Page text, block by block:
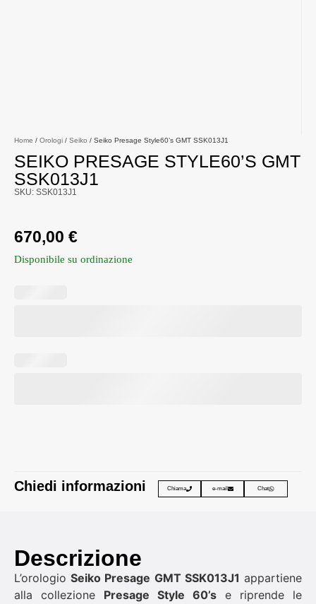
Home / Orologi / Seiko / Seiko Presage Style60’s GMT SSK013J1
SEIKO PRESAGE STYLE60’S GMT
SSK013J1
SKU: SSK013J1
670,00 €
Disponibile su ordinazione
Chiedi informazioni Chiama e-mail Chat
Descrizione
L’orologioSeiko Presage GMT SSK013J1 appartiene
alla collezione Presage Style 60’s e riprende le